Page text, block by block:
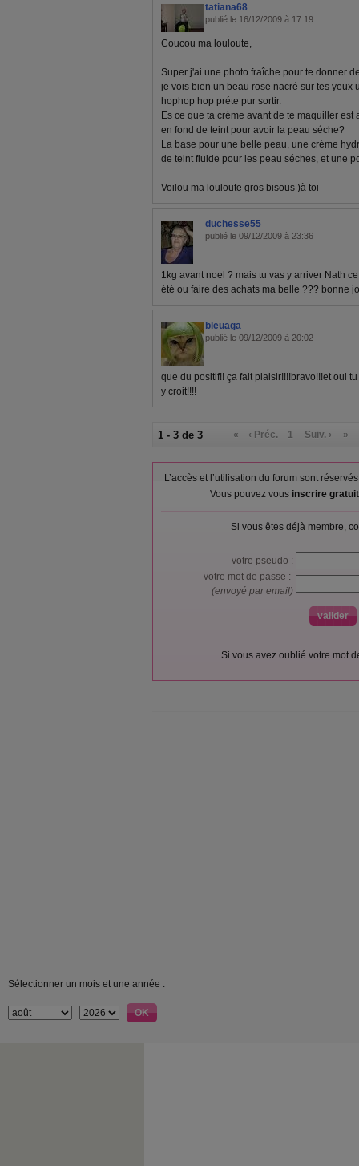
tatiana68
publié le 16/12/2009 à 17:19
Coucou ma louloute,
Super j'ai une photo fraîche pour te donner
je vois bien un beau rose nacré sur tes yeux
hophop hop préte pur sortir.
Es ce que ta créme avant de te maquiller est
en fond de teint pour avoir la peau séche?
La base pour une belle peau, une créme
de teint fluide pour les peau séches, et une
Voilou ma louloute gros bisous )à toi
duchesse55
publié le 09/12/2009 à 23:36
1kg avant noel ? mais tu vas y arriver Nath
été ou faire des achats ma belle ??? bonne
bleuaga
publié le 09/12/2009 à 20:02
que du positif!! ça fait plaisir!!!!bravo!!!et oui
y croit!!!!
1 - 3 de 3 « ‹ Préc. 1 Suiv. › »
L’accès et l’utilisation du forum sont
Vous pouvez vous inscrire
Si vous êtes déjà membre,
votre pseudo :
votre mot de passe :
(envoyé par email)
Si vous avez oublié votre mot
Sélectionner un mois et une année :